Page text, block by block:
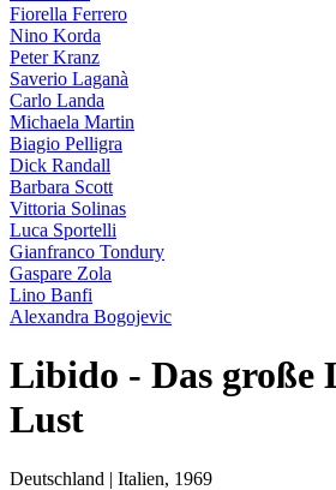
Fiorella Ferrero
Nino Korda
Peter Kranz
Saverio Laganà
Carlo Landa
Michaela Martin
Biagio Pelligra
Dick Randall
Barbara Scott
Vittoria Solinas
Luca Sportelli
Gianfranco Tondury
Gaspare Zola
Lino Banfi
Alexandra Bogojevic
Libido - Das große
Lust
Deutschland | Italien, 1969